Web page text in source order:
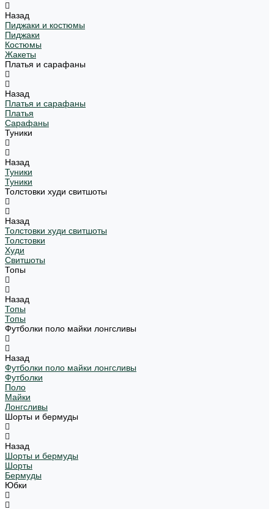
Назад
Пиджаки и костюмы
Пиджаки
Костюмы
Жакеты
Платья и сарафаны
Назад
Платья и сарафаны
Платья
Сарафаны
Туники
Назад
Туники
Туники
Толстовки худи свитшоты
Назад
Толстовки худи свитшоты
Толстовки
Худи
Свитшоты
Топы
Назад
Топы
Топы
Футболки поло майки лонгсливы
Назад
Футболки поло майки лонгсливы
Футболки
Поло
Майки
Лонгсливы
Шорты и бермуды
Назад
Шорты и бермуды
Шорты
Бермуды
Юбки